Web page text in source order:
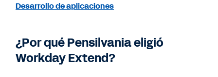
¿Por qué Pensilvania eligió
Workday Extend?
Desarrollo de aplicaciones